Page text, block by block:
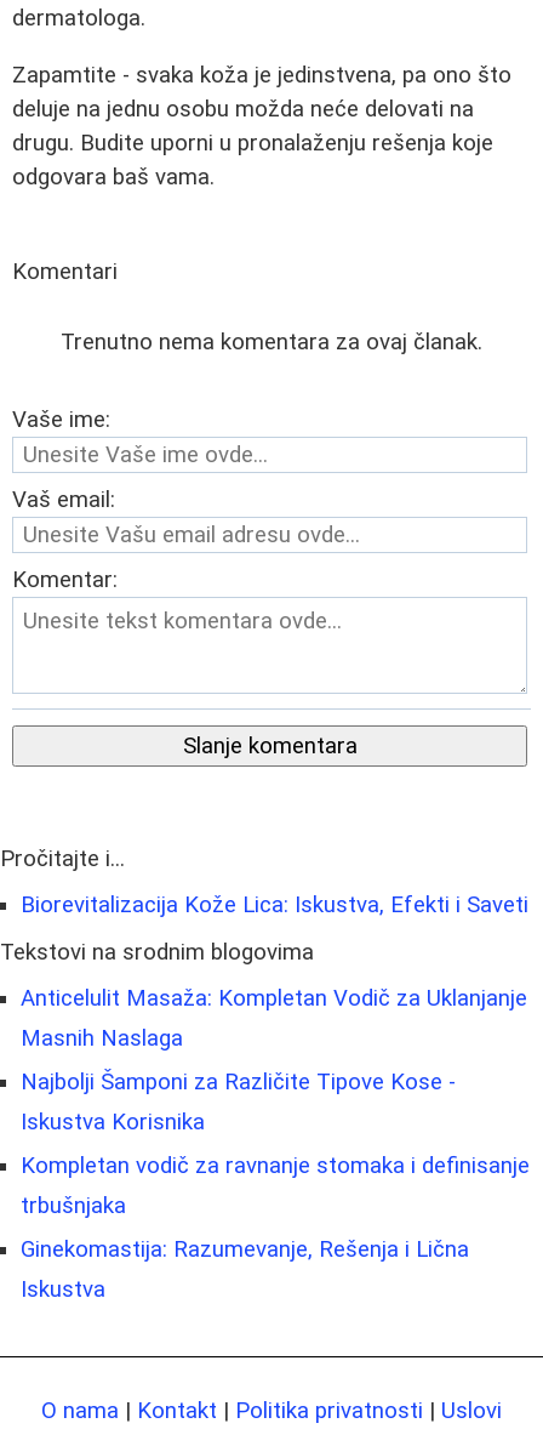
dermatologa.
Zapamtite - svaka koža je jedinstvena, pa ono što
deluje na jednu osobu možda neće delovati na
drugu. Budite uporni u pronalaženju rešenja koje
odgovara baš vama.
Komentari
Trenutno nema komentara za ovaj članak.
Vaše ime:
Vaš email:
Komentar:
Slanje komentara
Pročitajte i...
Biorevitalizacija Kože Lica: Iskustva, Efekti i Saveti
Tekstovi na srodnim blogovima
Anticelulit Masaža: Kompletan Vodič za Uklanjanje
Masnih Naslaga
Najbolji Šamponi za Različite Tipove Kose -
Iskustva Korisnika
Kompletan vodič za ravnanje stomaka i definisanje
trbušnjaka
Ginekomastija: Razumevanje, Rešenja i Lična
Iskustva
O nama | Kontakt | Politika privatnosti | Uslovi